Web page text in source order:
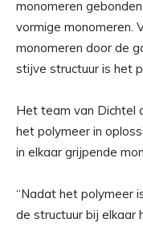
monomeren
vormige monomeren.
monomeren door de
stijve structuur is het
Het team van Dichtel
het polymeer in
in elkaar grijpende
“Nadat het polymeer
de structuur bij elkaar